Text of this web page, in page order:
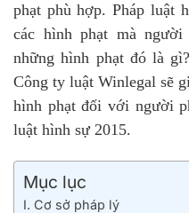
phạt phù hợp. Pháp luật
các hình phạt mà
những hình phạt đó là
Công ty luật Winlegal sẽ
hình phạt đối với người
luật hình sự 2015.
Mục lục
I. Cơ sở pháp lý